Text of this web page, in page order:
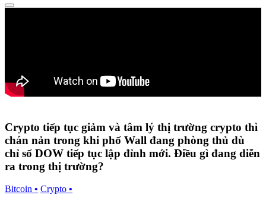
Crypto tiếp tục giảm và tâm lý thị trường crypto thì
chán nản trong khi phố Wall đang phòng thủ dù
chỉ số DOW tiếp tục lập đỉnh mới. Điều gì đang diễn
ra trong thị trường?
Bitcoin • Crypto •